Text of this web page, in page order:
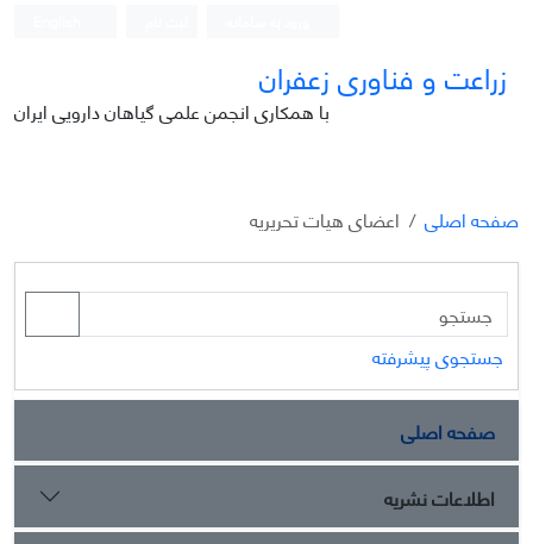
زراعت و فناوری زعفران
با همکاری انجمن علمی گیاهان دارویی ایران
صفحه اصلی اعضای هیات تحریریه
جستجوی پیشرفته
صفحه اصلی
اطلاعات نشریه